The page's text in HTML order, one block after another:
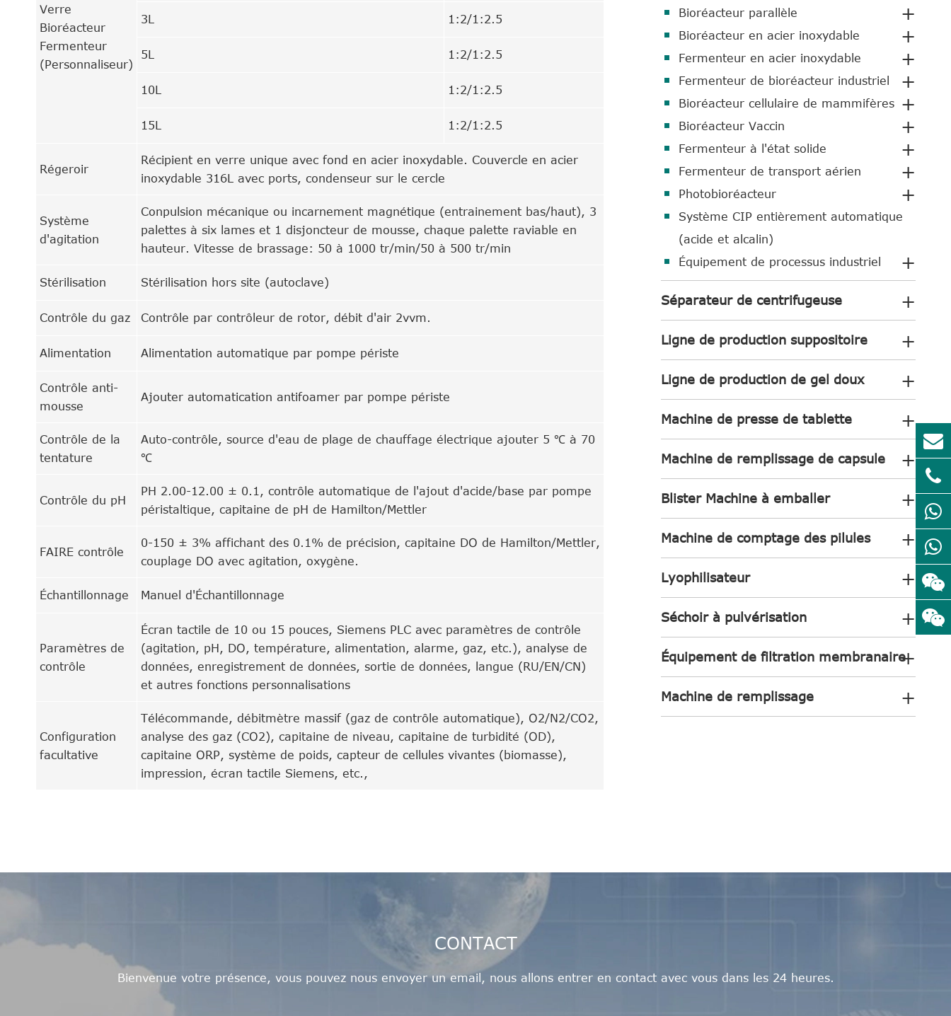
Verre
Bioréacteur
Fermenteur
(Personnaliseur)
3L 1:2/1:2.5
5L 1:2/1:2.5
10L 1:2/1:2.5
15L 1:2/1:2.5
Régeroir
Récipient en verre unique avec fond en acier inoxydable. Couvercle en acier
inoxydable 316L avec ports, condenseur sur le cercle
Système
d'agitation
Conpulsion mécanique ou incarnement magnétique (entrainement bas/haut), 3
palettes à six lames et 1 disjoncteur de mousse, chaque palette raviable en
hauteur. Vitesse de brassage: 50 à 1000 tr/min/50 à 500 tr/min
Stérilisation Stérilisation hors site (autoclave)
Contrôle du gaz Contrôle par contrôleur de rotor, débit d'air 2vvm.
Alimentation Alimentation automatique par pompe périste
Contrôle anti-
mousse
Ajouter automatication antifoamer par pompe périste
Contrôle de la
tentature
Auto-contrôle, source d'eau de plage de chauffage électrique ajouter 5 ℃ à 70
℃
Contrôle du pH
PH 2.00-12.00 ± 0.1, contrôle automatique de l'ajout d'acide/base par pompe
péristaltique, capitaine de pH de Hamilton/Mettler
FAIRE contrôle
0-150 ± 3% affichant des 0.1% de précision, capitaine DO de Hamilton/Mettler,
couplage DO avec agitation, oxygène.
Échantillonnage Manuel d'Échantillonnage
Paramètres de
contrôle
Écran tactile de 10 ou 15 pouces, Siemens PLC avec paramètres de contrôle
(agitation, pH, DO, température, alimentation, alarme, gaz, etc.), analyse de
données, enregistrement de données, sortie de données, langue (RU/EN/CN)
et autres fonctions personnalisations
Configuration
facultative
Télécommande, débitmètre massif (gaz de contrôle automatique), O2/N2/CO2,
analyse des gaz (CO2), capitaine de niveau, capitaine de turbidité (OD),
capitaine ORP, système de poids, capteur de cellules vivantes (biomasse),
impression, écran tactile Siemens, etc.,
Bioréacteur parallèle +
Bioréacteur en acier inoxydable +
Fermenteur en acier inoxydable +
Fermenteur de bioréacteur industriel +
Bioréacteur cellulaire de mammifères +
Bioréacteur Vaccin +
Fermenteur à l'état solide +
Fermenteur de transport aérien +
Photobioréacteur +
Système CIP entièrement automatique
(acide et alcalin)
Équipement de processus industriel
+
Séparateur de centrifugeuse +
Ligne de production suppositoire +
Ligne de production de gel doux +
Machine de presse de tablette +
Machine de remplissage de capsule +
Blister Machine à emballer +
Machine de comptage des pilules +
Lyophilisateur +
Séchoir à pulvérisation +
Équipement de filtration membranaire+
Machine de remplissage +
CONTACT
Bienvenue votre présence, vous pouvez nous envoyer un email, nous allons entrer en contact avec vous dans les 24 heures.